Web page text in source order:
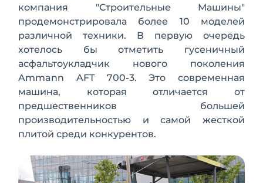
компания "Строительные Машины"
продемонстрировала более 10 моделей
различной техники. В первую очередь
хотелось бы отметить гусеничный
асфальтоукладчик нового поколения
Ammann AFT 700-3. Это современная
машина, которая отличается от
предшественников большей
производительностью и самой жесткой
плитой среди конкурентов.